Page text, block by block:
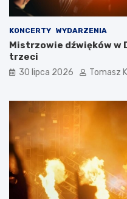
KONCERTY WYDARZENIA
Mistrzowie dźwięków w
trzeci
30 lipca 2026 Tomasz